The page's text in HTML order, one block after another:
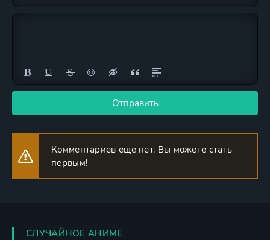
Отправить
Комментариев еще нет. Вы можете стать
первым!
СЛУЧАЙНОЕ АНИМЕ